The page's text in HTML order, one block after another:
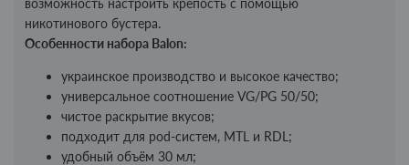
возможность настроить крепость с помощью
никотинового бустера.
Особенности набора Balon:
украинское производство и высокое качество;
универсальное соотношение VG/PG 50/50;
чистое раскрытие вкусов;
подходит для pod-систем, MTL и RDL;
удобный объём 30 мл;